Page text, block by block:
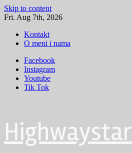
Skip to content
Fri. Aug 7th, 2026
Kontakt
O meni i nama
Facebook
Instagram
Youtube
Tik Tok
Highwaystar